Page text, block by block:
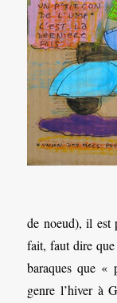
de noeud), il est
fait, faut dire
baraques que «
genre l’hiver à